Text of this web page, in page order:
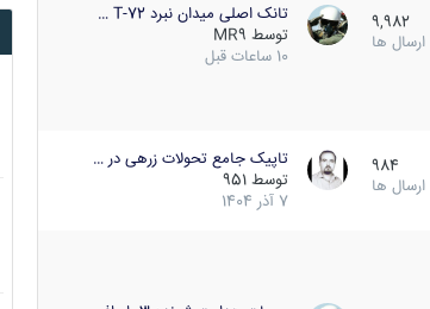
9,982
ارسال ها
تانک اصلی میدان نبرد T-72 …
توسط MR9
10 ساعات قبل
984
ارسال ها
تاپیک جامع تحولات زرهی در …
توسط 951
7 آذر 1404